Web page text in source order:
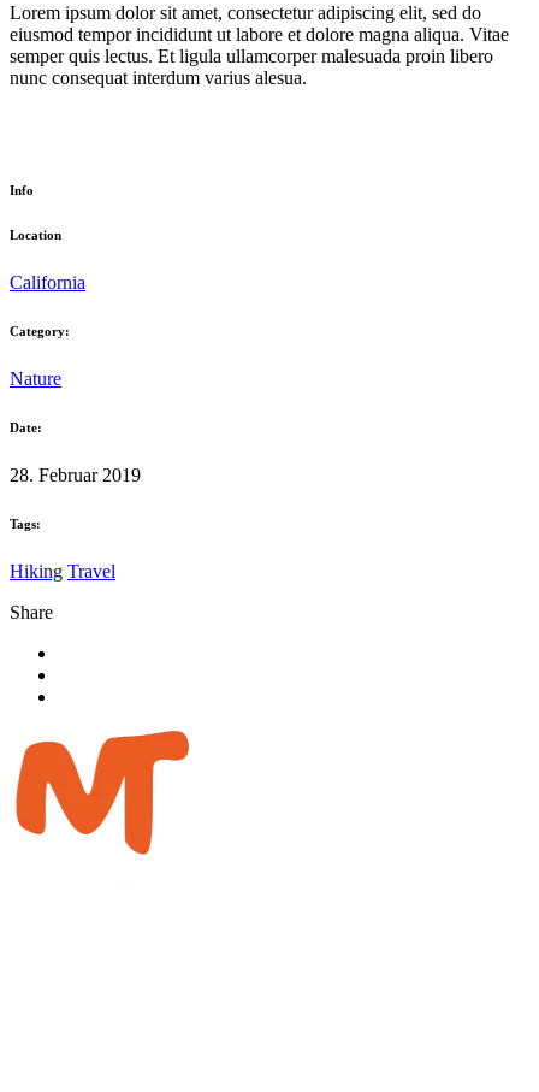
Lorem ipsum dolor sit amet, consectetur adipiscing elit, sed do
eiusmod tempor incididunt ut labore et dolore magna aliqua. Vitae
semper quis lectus. Et ligula ullamcorper malesuada proin libero
nunc consequat interdum varius alesua.
Info
Location
California
Category:
Nature
Date:
28. Februar 2019
Tags:
Hiking Travel
Share